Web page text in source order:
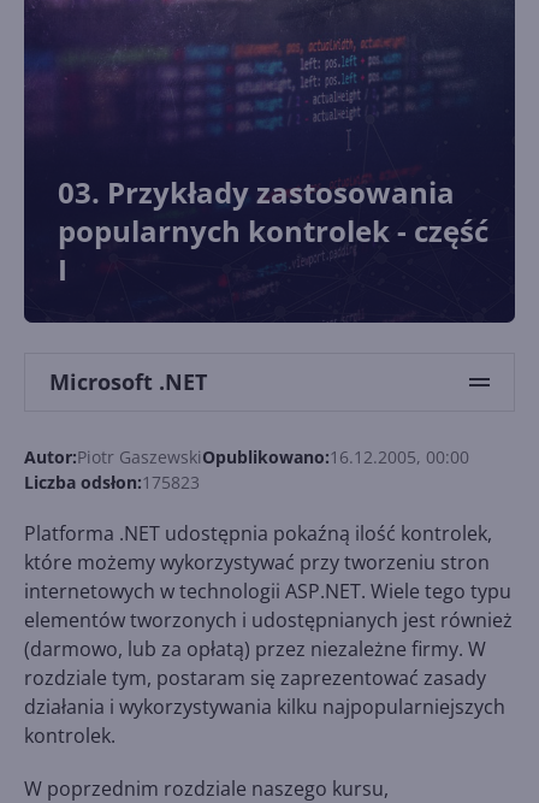
03. Przykłady zastosowania
popularnych kontrolek - część
I
Microsoft .NET
Autor:Piotr GaszewskiOpublikowano:16.12.2005, 00:00
Liczba odsłon:175823
Platforma .NET udostępnia pokaźną ilość kontrolek,
które możemy wykorzystywać przy tworzeniu stron
internetowych w technologii ASP.NET. Wiele tego typu
elementów tworzonych i udostępnianych jest również
(darmowo, lub za opłatą) przez niezależne firmy. W
rozdziale tym, postaram się zaprezentować zasady
działania i wykorzystywania kilku najpopularniejszych
kontrolek.
W poprzednim rozdziale naszego kursu,